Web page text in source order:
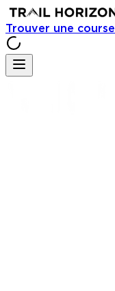
Trouver une course